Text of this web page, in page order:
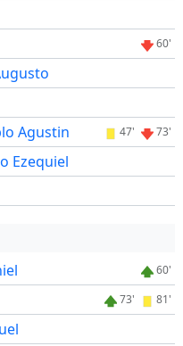
60'
Agustin 47' 73'
Ezequiel
60'
73' 81'